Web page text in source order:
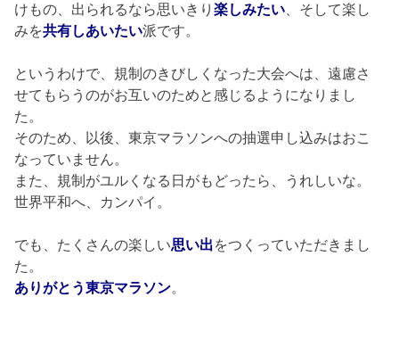
けもの、出られるなら思いきり楽しみたい 、そして楽し
みを共有しあいたい派です。
というわけで、規制のきびしくなった大会へは、遠慮さ
せてもらうのがお互いのためと感じるようになりまし
た。
そのため、以後、東京マラソンへの抽選申し込みはおこ
なっていません。
また、規制がユルくなる日がもどったら、うれしいな。
世界平和へ、カンパイ。
でも、たくさんの楽しい思い出をつくっていただきまし
た。
ありがとう東京マラソン。